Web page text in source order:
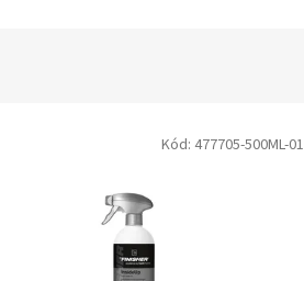
Kód: 477705-500ML-01